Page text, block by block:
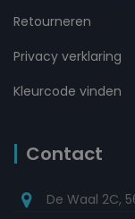
Retourneren
Privacy verklaring
Kleurcode vinden
Contact
De Waal 2C,